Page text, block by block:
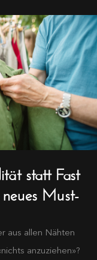
statt Fast
Must-
aus allen Nähten
anzuziehen»?